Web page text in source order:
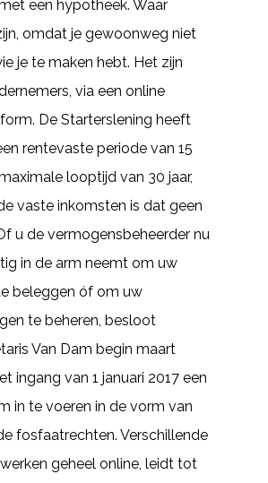
een hypotheek. Waar
omdat je gewoonweg niet
je te maken hebt. Het zijn
via een online
De Starterslening heeft
rentevaste periode van 15
looptijd van 30 jaar,
vaste inkomsten is dat geen
u de vermogensbeheerder nu
in de arm neemt om uw
beleggen óf om uw
te beheren, besloot
Van Dam begin maart
ingang van 1 januari 2017 een
in te voeren in de vorm van
fosfaatrechten. Verschillende
geheel online, leidt tot